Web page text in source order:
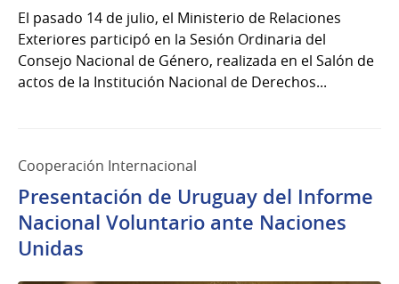
El pasado 14 de julio, el Ministerio de Relaciones
Exteriores participó en la Sesión Ordinaria del
Consejo Nacional de Género, realizada en el Salón de
actos de la Institución Nacional de Derechos...
Cooperación Internacional
Presentación de Uruguay del Informe
Nacional Voluntario ante Naciones
Unidas